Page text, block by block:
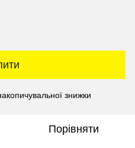
знижки
Порівняти